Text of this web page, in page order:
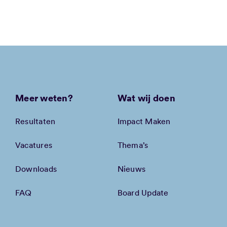
Meer weten?
Resultaten
Vacatures
Downloads
FAQ
Wat wij doen
Impact Maken
Thema’s
Nieuws
Board Update